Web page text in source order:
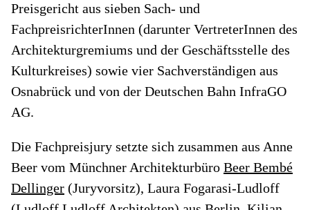
Preisgericht aus sieben Sach- und
FachpreisrichterInnen (darunter VertreterInnen des
Architekturgremiums und der Geschäftsstelle des
Kulturkreises) sowie vier Sachverständigen aus
Osnabrück und von der Deutschen Bahn InfraGO
AG.
Die Fachpreisjury setzte sich zusammen aus Anne
Beer vom Münchner Architekturbüro Beer Bembé
Dellinger (Juryvorsitz), Laura Fogarasi-Ludloff